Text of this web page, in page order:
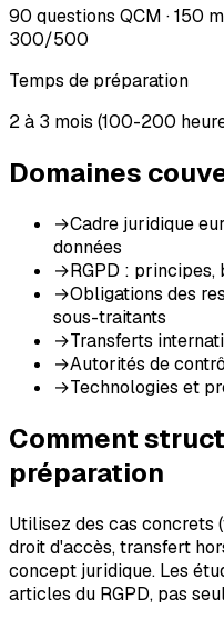
90 questions QCM · 150
300/500
Temps de préparation
2 à 3 mois (100-200
Domaines
→Cadre juridique
données
→RGPD : principes,
→Obligations des
sous-traitants
→Transferts
→Autorités de
→Technologies et
Comment
préparation
Utilisez des cas concrets
droit d'accès, transfert
concept juridique. Les
articles du RGPD, pas